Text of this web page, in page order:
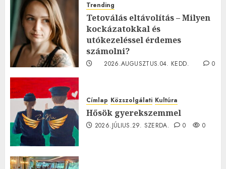
Trending
Tetoválás eltávolítás – Milyen
kockázatokkal és
utókezeléssel érdemes
számolni?
2026.AUGUSZTUS.04. KEDD.
0
Címlap Közszolgálati Kultúra
Hősök gyerekszemmel
2026.JÚLIUS.29. SZERDA. 0 0